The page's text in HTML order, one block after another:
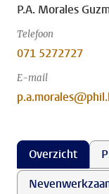
P.A. Morales
Telefoon
071 5272727
E-mail
Overzicht